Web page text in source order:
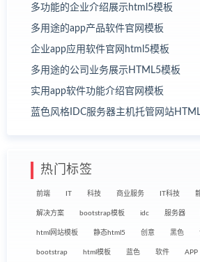
多功能的企业介绍展示html5模板
多用途的app产品软件官网模板
企业app应用软件官网html5模板
多用途的公司业务展示HTML5模板
实用app软件功能介绍官网模板
蓝色风格IDC服务器主机托管网站
热门标签
前端 IT 科技 商业服务 IT科技
解决方案 bootstrap模板 idc 服务器
html网站模板 静态html5 创意 黑色
bootstrap html模板 蓝色 软件 APP